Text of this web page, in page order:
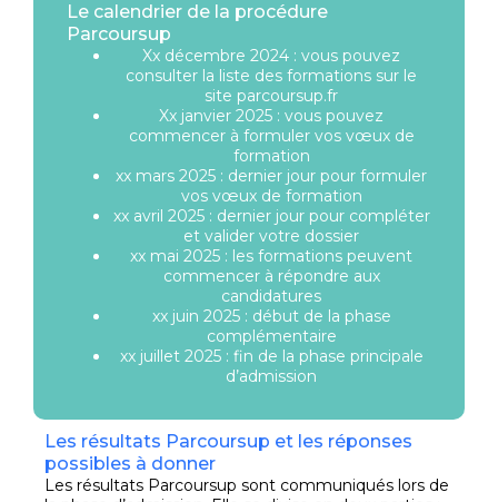
Le calendrier de la procédure
Parcoursup
Xx décembre 2024 : vous pouvez
consulter la liste des formations sur le
site parcoursup.fr
Xx janvier 2025 : vous pouvez
commencer à formuler vos vœux de
formation
xx mars 2025 : dernier jour pour formuler
vos vœux de formation
xx avril 2025 : dernier jour pour compléter
et valider votre dossier
xx mai 2025 : les formations peuvent
commencer à répondre aux
candidatures
xx juin 2025 : début de la phase
complémentaire
xx juillet 2025 : fin de la phase principale
d’admission
Les résultats Parcoursup et les réponses
possibles à donner
Les résultats Parcoursup sont communiqués lors de